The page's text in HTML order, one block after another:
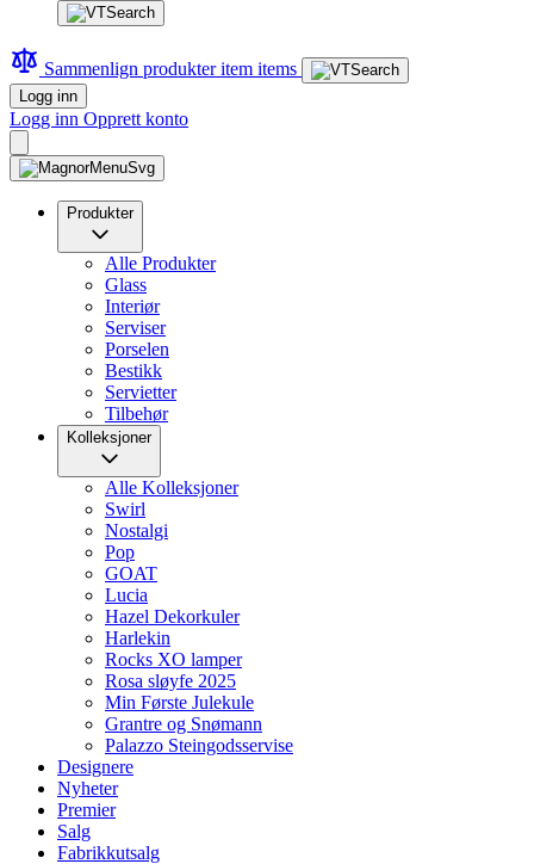
Sammenlign produkteritem items
Logg inn
Logg inn Opprett konto
Produkter
Alle Produkter
Glass
Interiør
Serviser
Porselen
Bestikk
Servietter
Tilbehør
Kolleksjoner
Alle Kolleksjoner
Swirl
Nostalgi
Pop
GOAT
Lucia
Hazel Dekorkuler
Harlekin
Rocks XO lamper
Rosa sløyfe 2025
Min Første Julekule
Grantre og Snømann
Palazzo Steingodsservise
Designere
Nyheter
Premier
Salg
Fabrikkutsalg